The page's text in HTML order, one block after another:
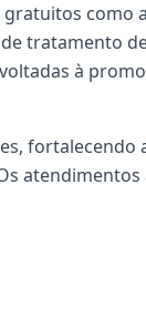
como
tratamento
à